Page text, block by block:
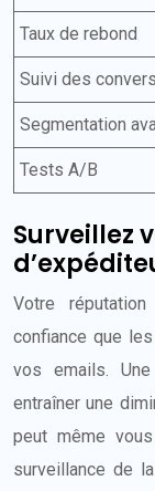
Taux de rebond
Suivi des
Segmentation
Tests A/B
Surveillez
Votre
confiance que
vos emails. Une
entraîner une
peut même
surveillance de